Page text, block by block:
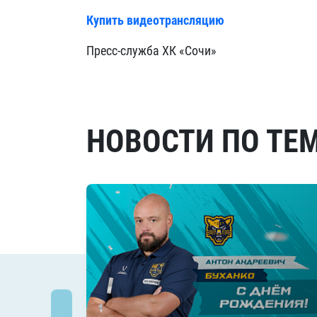
Купить видеотрансляцию
Пресс-служба ХК «Сочи»
НОВОСТИ ПО